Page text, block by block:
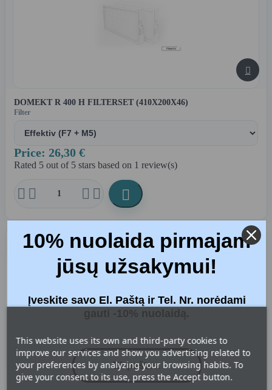

DOMEKT R 400 H FILTERSET (410X200X46)
Filter
Price: 26,30 €
Rated 5 out of 5 stars based on 1 review(s)
    
Leverans: 1-3 dagar

DOMEKT R 700 F C6M (ny modell) FILTERSET (368X375X46)
This website uses its own and third-party cookies to
improve our services and show you advertising related to
your preferences by analyzing your browsing habits. To
give your consent to its use, press the Accept button.
10% nuolaida pirmajam
jūsų užsakymui!
Įveskite savo El. Paštą ir Tel. Nr. norėdami
gauti -10% nuolaidą.